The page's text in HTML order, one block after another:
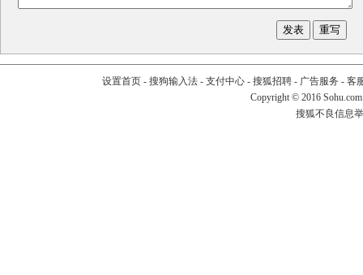
设置首页- 搜狗输入法- 支付中心- 搜狐招聘- 广告服务 - 客
Copyright © 2016
搜狐不良信息